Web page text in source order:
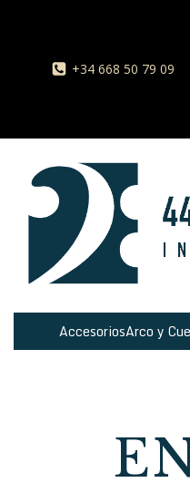
+34 668 50 79 09
AccesoriosArco y